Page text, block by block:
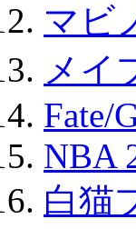
マビ
メイ
Fate/
NBA
白猫